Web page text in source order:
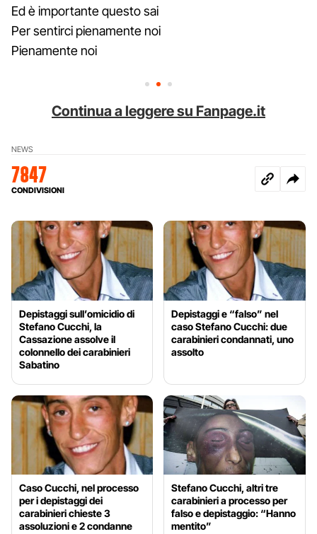
Ed è importante questo sai
Per sentirci pienamente noi
Pienamente noi
Continua a leggere su Fanpage.it
NEWS
7847
CONDIVISIONI
Depistaggi sull’omicidio di
Stefano Cucchi, la
Cassazione assolve il
colonnello dei carabinieri
Sabatino
Depistaggi e “falso” nel
caso Stefano Cucchi: due
carabinieri condannati, uno
assolto
Caso Cucchi, nel processo
per i depistaggi dei
carabinieri chieste 3
assoluzioni e 2 condanne
Stefano Cucchi, altri tre
carabinieri a processo per
falso e depistaggio: “Hanno
mentito”